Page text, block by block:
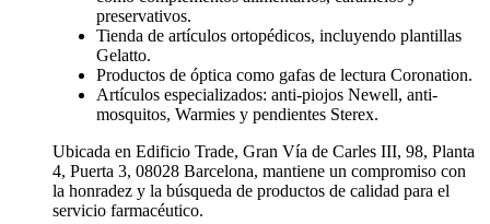
preservativos.
Tienda de artículos ortopédicos, incluyendo plantillas
Gelatto.
Productos de óptica como gafas de lectura Coronation.
Artículos especializados: anti-piojos Newell, anti-
mosquitos, Warmies y pendientes Sterex.
Ubicada en Edificio Trade, Gran Vía de Carles III, 98, Planta
4, Puerta 3, 08028 Barcelona, mantiene un compromiso con
la honradez y la búsqueda de productos de calidad para el
servicio farmacéutico.